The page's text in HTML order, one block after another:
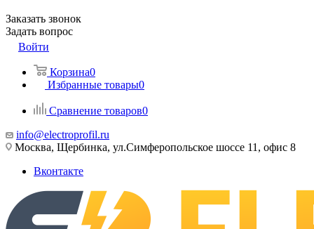
Заказать звонок
Задать вопрос
Войти
Корзина0
Избранные товары0
Сравнение товаров0
info@electroprofil.ru
Москва, Щербинка, ул.Симферопольское шоссе 11, офис 8
Вконтакте